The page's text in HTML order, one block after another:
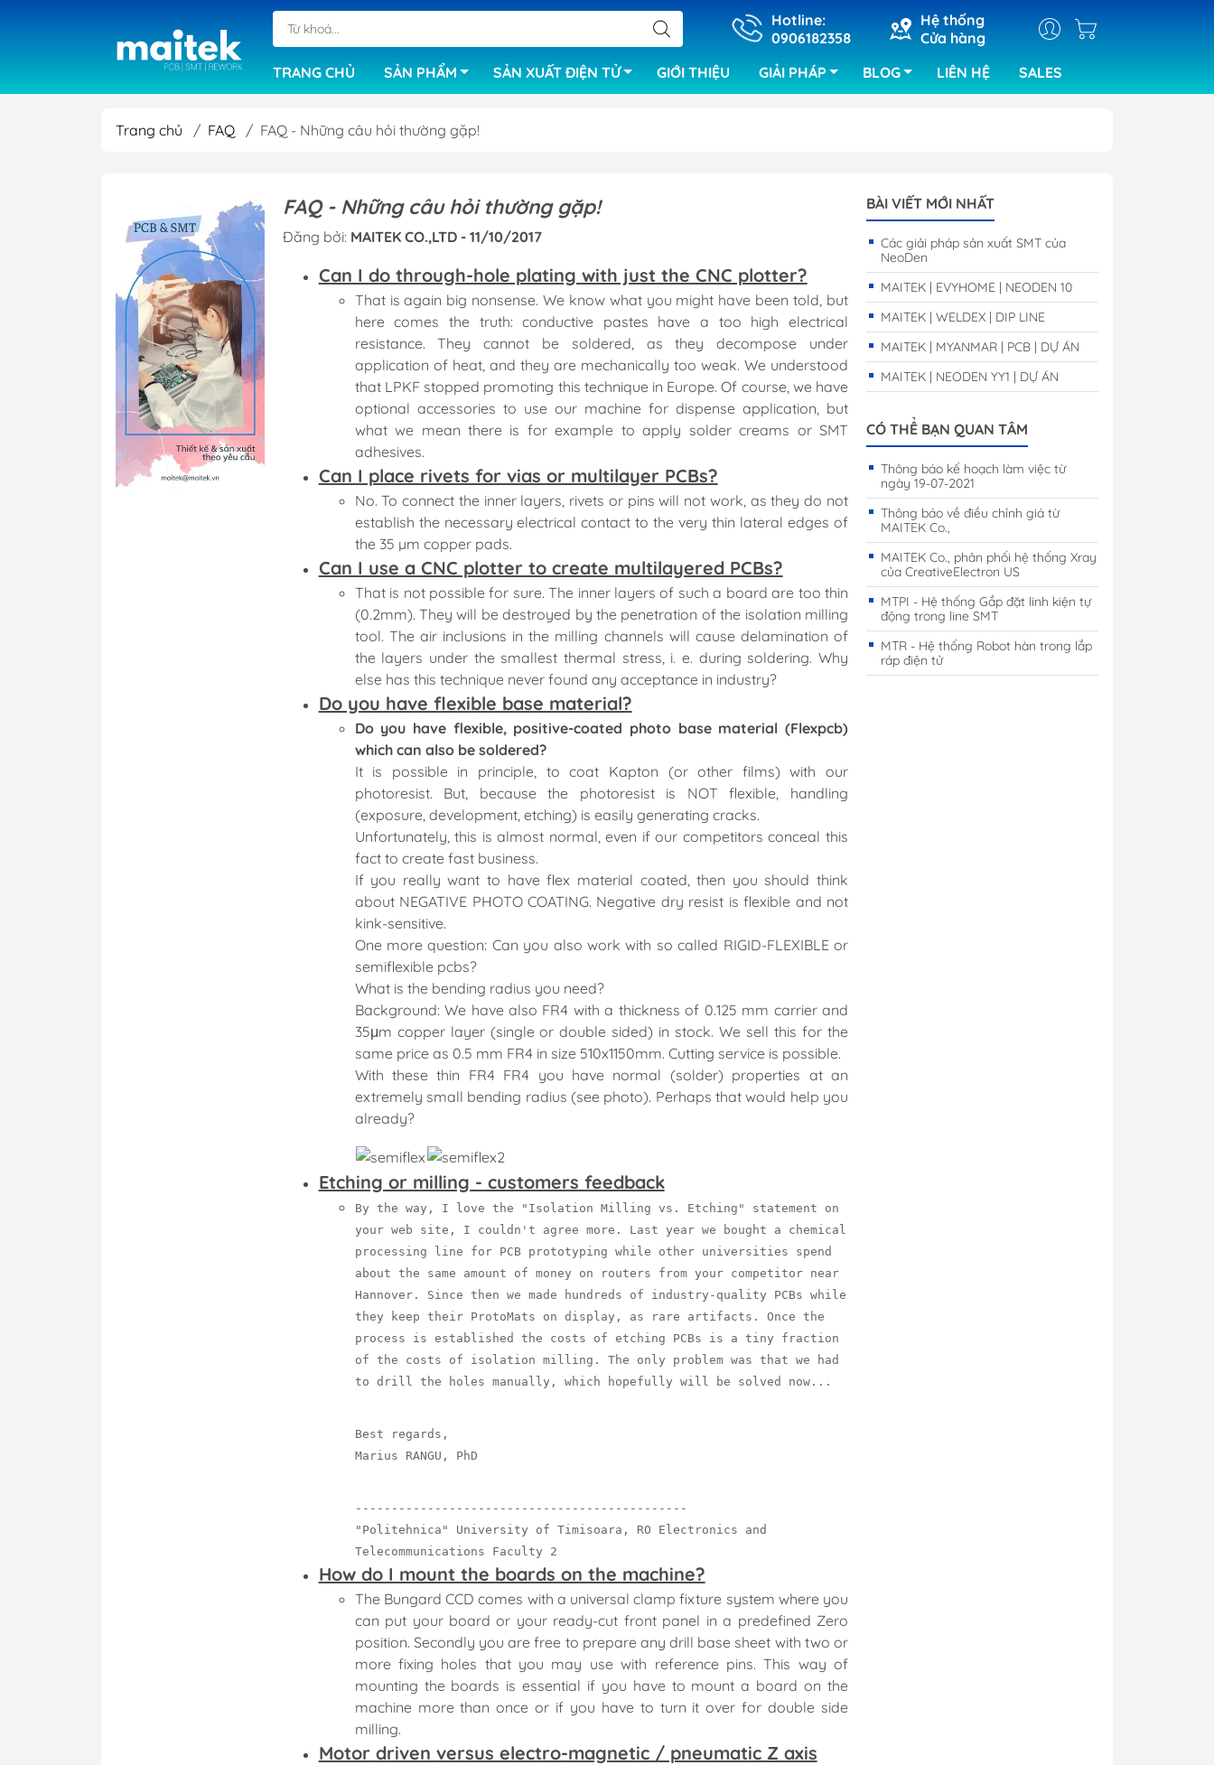
Hotline:
0906182358
Hệ thống
Cửa hàng
TRANG CHỦ
SẢN PHẨM
Máy khoan cơ
Máy ép đa lớp
Phần mềm
Máy in phim
Máy làm mạch in tự động
Máy chải rửa bo mạch
Máy ép phim
Máy hiện hình, ăn mòn
Bể mạ điện phân
Máy chụp UV
Máy SMT bán tự động
Máy kiểm tra chất lượng
PCB
Xử lý bề mặt
Xử lý nước thải
Vật tư tiêu hao
Hệ thống mẫu SMT
Máy gắp đặt linh kiện
Lò hàn reflow
Băng tải
Máy đếm linh kiện
Lò hàn selective
Lò hàn sóng
Máy rửa, làm sạch bo
Tủ bảo quản linh kiện
Thiết bị xử lý linh kiện cắm
Profile nhiệt
Vật tư tiêu hao
Máy kiểm tra quang AOI
Máy kiểm tra SPI
Máy kiểm tra Xray
mạch PCB,linh kiện của ABI
Hệ thống kiểm tra lỗi bo
mạch của EMERIX
Hệ thống kiểm tra SPI
Hệ thống kiểm tra quang
AOI
Máy cắt khắc laser
Máy hàn chip set
Hệ thống mẫu PCB
Hệ thống mẫu SMT
SCANCAD
MARTIN
MADELL
SPIDÉ
HG LASER
Puhui
ABI Electronics
Creative Electron
NeoDen
Bungard Elektronik
SKL SYSTEM
THUNDER LASER
DDM Novastar
FINETECH
Thư viện thông minh
Quản lý cửa hàng trang
sức
Kiểm soát vào ra
Nhà thuốc, bệnh viện thông
minh
Đào taọ trí tuệ nhân tạo AI
Đào tạo IOT
Đào tạo Blockchain ( Chuỗi
Thiết bị tạo mẫu nhanh,
máy Laser, CNC
SẢN XUẤT ĐIỆN TỬ GIỚI THIỆU GIẢI PHÁP BLOG LIÊN HỆ SALES
Trang chủ / FAQ / FAQ - Những câu hỏi thường gặp!
FAQ - Những câu hỏi thường gặp!
Đăng bởi: MAITEK CO.,LTD - 11/10/2017
Can I do through-hole plating with just the CNC plotter?
That is again big nonsense. We know what you might have been told, but
here comes the truth: conductive pastes have a too high electrical
resistance. They cannot be soldered, as they decompose under
application of heat, and they are mechanically too weak. We understood
that LPKF stopped promoting this technique in Europe. Of course, we have
optional accessories to use our machine for dispense application, but
what we mean there is for example to apply solder creams or SMT
adhesives.
Can I place rivets for vias or multilayer PCBs?
No. To connect the inner layers, rivets or pins will not work, as they do not
establish the necessary electrical contact to the very thin lateral edges of
the 35 µm copper pads.
Can I use a CNC plotter to create multilayered PCBs?
That is not possible for sure. The inner layers of such a board are too thin
(0.2mm). They will be destroyed by the penetration of the isolation milling
tool. The air inclusions in the milling channels will cause delamination of
the layers under the smallest thermal stress, i. e. during soldering. Why
else has this technique never found any acceptance in industry?
Do you have flexible base material?
Do you have flexible, positive-coated photo base material (Flexpcb)
which can also be soldered?
It is possible in principle, to coat Kapton (or other films) with our
photoresist. But, because the photoresist is NOT flexible, handling
(exposure, development, etching) is easily generating cracks.
Unfortunately, this is almost normal, even if our competitors conceal this
fact to create fast business.
If you really want to have flex material coated, then you should think
about NEGATIVE PHOTO COATING. Negative dry resist is flexible and not
kink-sensitive.
One more question: Can you also work with so called RIGID-FLEXIBLE or
semiflexible pcbs?
What is the bending radius you need?
Background: We have also FR4 with a thickness of 0.125 mm carrier and
35μm copper layer (single or double sided) in stock. We sell this for the
same price as 0.5 mm FR4 in size 510x1150mm. Cutting service is possible.
With these thin FR4 FR4 you have normal (solder) properties at an
extremely small bending radius (see photo). Perhaps that would help you
already?
Etching or milling - customers feedback
By the way, I love the "Isolation Milling vs. Etching" statement on
your web site, I couldn't agree more. Last year we bought a chemical
processing line for PCB prototyping while other universities spend
about the same amount of money on routers from your competitor near
Hannover. Since then we made hundreds of industry-quality PCBs while
they keep their ProtoMats on display, as rare artifacts. Once the
process is established the costs of etching PCBs is a tiny fraction
of the costs of isolation milling. The only problem was that we had
to drill the holes manually, which hopefully will be solved now...
Best regards,
Marius RANGU, PhD
----------------------------------------------
"Politehnica" University of Timisoara, RO Electronics and
Telecommunications Faculty 2
How do I mount the boards on the machine?
The Bungard CCD comes with a universal clamp fixture system where you
can put your board or your ready-cut front panel in a predefined Zero
position. Secondly you are free to prepare any drill base sheet with two or
more fixing holes that you may use with reference pins. This way of
mounting the boards is essential if you have to mount a board on the
machine more than once or if you have to turn it over for double side
milling.
Motor driven versus electro-magnetic / pneumatic Z axis
BÀI VIẾT MỚI NHẤT
Các giải pháp sản xuất SMT của
NeoDen
MAITEK | EVYHOME | NEODEN 10
MAITEK | WELDEX | DIP LINE
MAITEK | MYANMAR | PCB | DỰ ÁN
MAITEK | NEODEN YY1 | DỰ ÁN
CÓ THỂ BẠN QUAN TÂM
Thông báo kế hoạch làm việc từ
ngày 19-07-2021
Thông báo về điều chỉnh giá từ
MAITEK Co.,
MAITEK Co., phân phối hệ thống Xray
của CreativeElectron US
MTPI - Hệ thống Gắp đặt linh kiện tự
động trong line SMT
MTR - Hệ thống Robot hàn trong lắp
ráp điện tử